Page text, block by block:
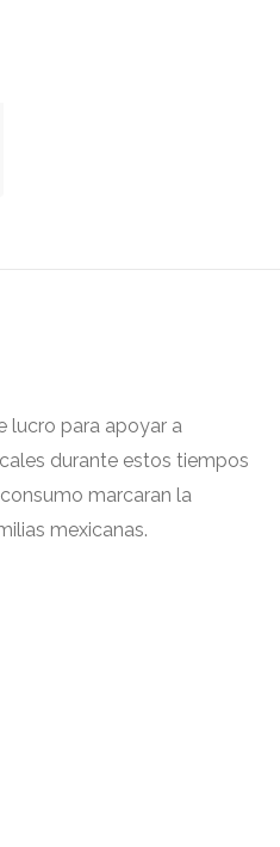
lucro para apoyar a
durante estos tiempos
marcaran la
mexicanas.